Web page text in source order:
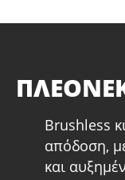
Μπαταρία
BRUSHLESS
O KRAUSMANN®
σπατάλη ενέργειας
αναπαραγωγή
απόδοση και η
το ιδανικό για
Brushless
απόδοση,
και